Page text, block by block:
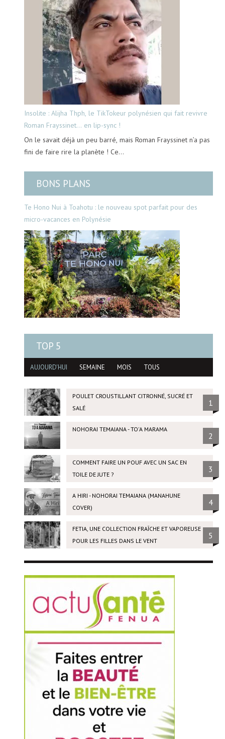
Insolite : Alijha Thph, le TikTokeur polynésien qui fait revivre
Roman Frayssinet… en lip-sync !
On le savait déjà un peu barré, mais Roman Frayssinet n’a pas
fini de faire rire la planète ! Ce…
BONS PLANS
Te Hono Nui à Toahotu : le nouveau spot parfait pour des
micro-vacances en Polynésie
TOP 5
AUJOURD'HUI SEMAINE MOIS TOUS
POULET CROUSTILLANT CITRONNÉ, SUCRÉ ET
SALÉ
1
NOHORAI TEMAIANA - TO'A MARAMA
2
COMMENT FAIRE UN POUF AVEC UN SAC EN
TOILE DE JUTE ?
3
A HIRI - NOHORAI TEMAIANA (MANAHUNE
COVER)
4
FETIA, UNE COLLECTION FRAÎCHE ET VAPOREUSE
POUR LES FILLES DANS LE VENT
5